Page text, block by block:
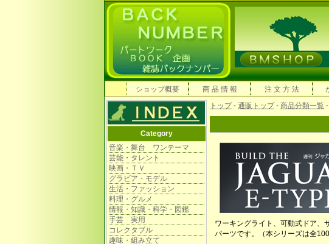
ショップ概要
商 品 情 報 注 文 方 法
Category
音楽・舞台 ワンテーマ
芸能・タレント
映画・ＴＶ
グラビア・モデル
生活・ファッション
料理・グルメ
情報・知識・科学・図鑑
手芸 実用
コレクタブル
趣味・組み立て
トップ- 通販トップ- 商品分類一覧
ワーキングライト、可動式ドア、
パーツです。（本シリーズは全